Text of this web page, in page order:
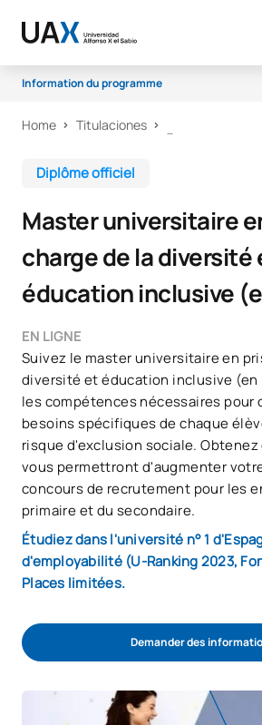
Information du programme
Programme
FAQ
Qualité
Home Titulaciones
Diplôme officiel
Master universitaire
charge de la diversité
éducation inclusive
EN LIGNE
Suivez le master universitaire en
diversité et éducation inclusive (en
les compétences nécessaires pour
besoins spécifiques de chaque
risque d'exclusion sociale.
vous permettront d'augmenter
concours de recrutement pour les
primaire et du secondaire.
Étudiez dans l'université n° 1
d'employabilité (U-Ranking 2023,
Places limitées.
Demander des